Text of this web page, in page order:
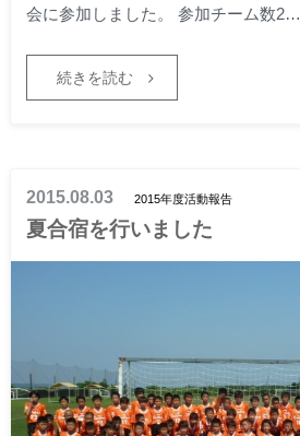
会に参加しました。 参加チーム数2…
続きを読む
2015.08.03 2015年度活動報告
夏合宿を行いました